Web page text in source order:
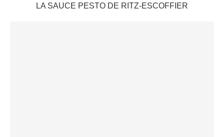
LA SAUCE PESTO DE RITZ-ESCOFFIER